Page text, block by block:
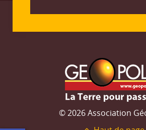
© 2026 Association